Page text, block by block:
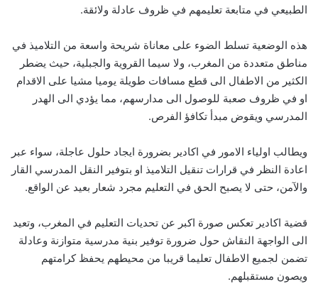
الطبيعي في متابعة تعليمهم في ظروف عادلة ولائقة.
هذه الوضعية تسلط الضوء على معاناة شريحة واسعة من التلاميذ في
مناطق متعددة من المغرب، ولا سيما القروية والجبلية، حيث يضطر
الكثير من الاطفال الى قطع مسافات طويلة يوميا مشيا على الاقدام
او في ظروف صعبة للوصول الى مدارسهم، مما يؤدي الى الهدر
المدرسي ويقوض مبدأ تكافؤ الفرص.
ويطالب اولياء الامور في اكادير بضرورة ايجاد حلول عاجلة، سواء عبر
اعادة النظر في قرارات تنقيل التلاميذ او بتوفير النقل المدرسي القار
والآمن، حتى لا يصبح الحق في التعليم مجرد شعار بعيد عن الواقع.
قضية اكادير تعكس صورة اكبر عن تحديات التعليم في المغرب، وتعيد
الى الواجهة النقاش حول ضرورة توفير بنية مدرسية متوازنة وعادلة
تضمن لجميع الاطفال تعليما قريبا من محيطهم يحفظ كرامتهم
ويصون مستقبلهم.